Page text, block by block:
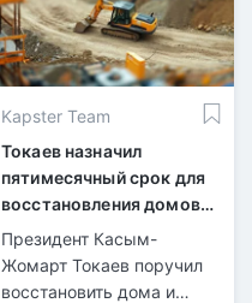
экологию.
Kapster Team
Токаев назначил
пятимесячный срок для
восстановления домов
после паводков
Президент Касым-
Жомарт Токаев поручил
восстановить дома и